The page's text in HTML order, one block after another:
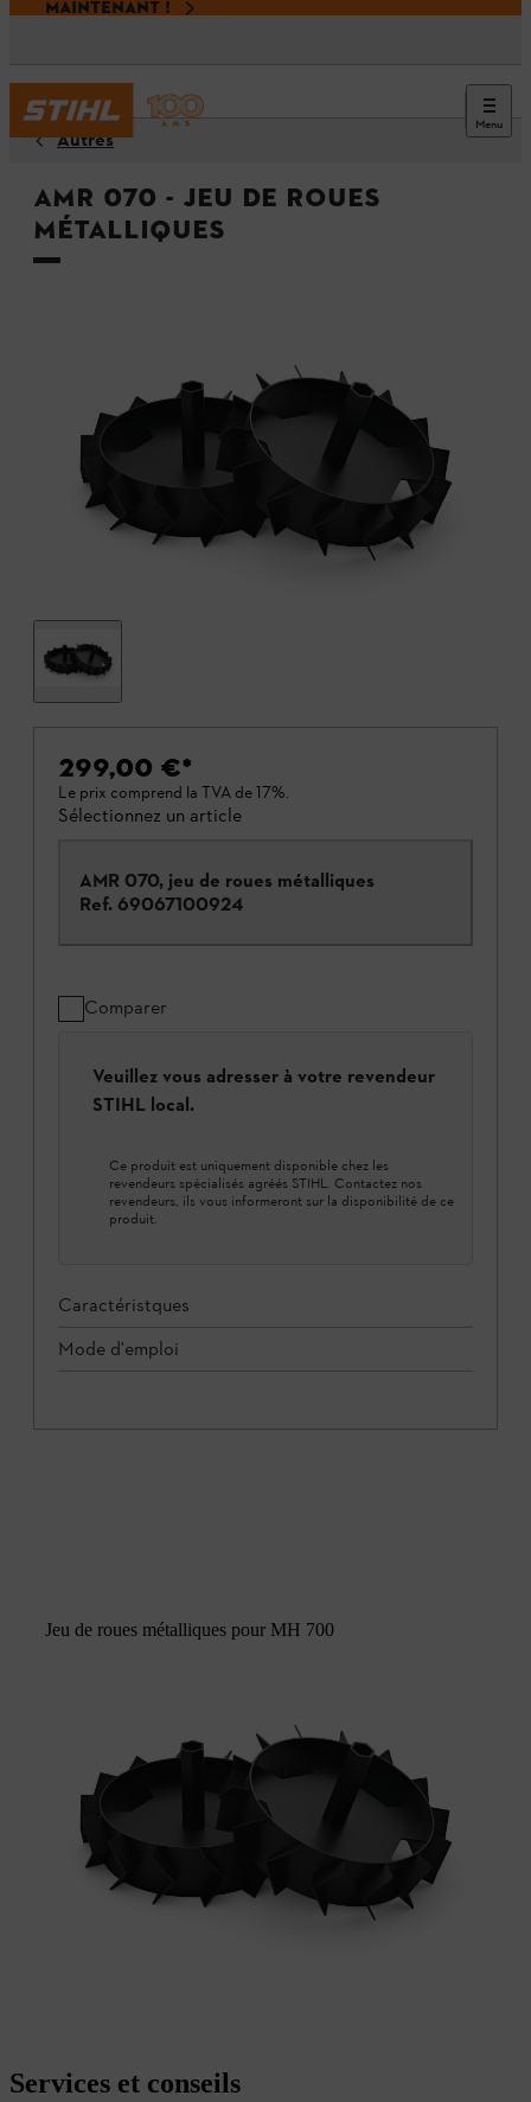
MAINTENANT !
Menu
Autres
AMR 070 - Jeu de roues
métalliques
299,00 €*
Le prix comprend la TVA de 17%.
Sélectionnez un article
AMR 070, jeu de roues métalliques
Ref. 69067100924
Comparer
Veuillez vous adresser à votre revendeur
STIHL local.
Ce produit est uniquement disponible chez les
revendeurs spécialisés agréés STIHL. Contactez nos
revendeurs, ils vous informeront sur la disponibilité de ce
produit.
Caractéristques
Mode d'emploi
Jeu de roues métalliques pour MH 700
Services et conseils